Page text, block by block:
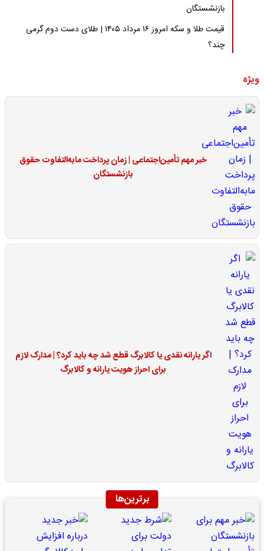
بازنشستگان
قیمت طلا و سکه امروز ۱۶ مرداد ۱۴۰۵ | طلای دست دوم گرمی
چند؟
ویژه
خبر مهم تأمین‌اجتماعی | زمان پرداخت مابه‌التفاوت حقوق
بازنشستگان
اگر یارانه نقدی یا کالابرگ قطع شد چه باید کرد؟ | مدارک لازم
برای احراز هویت یارانه و کالابرگ
برترین‌ها